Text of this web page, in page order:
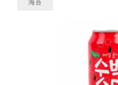
海苔